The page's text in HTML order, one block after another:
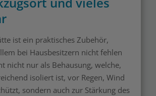
ist ein praktisches Zubehör,
bei Hausbesitzern nicht fehlen
nicht nur als Behausung, welche,
isoliert ist, vor Regen, Wind
sondern auch zur Stärkung des